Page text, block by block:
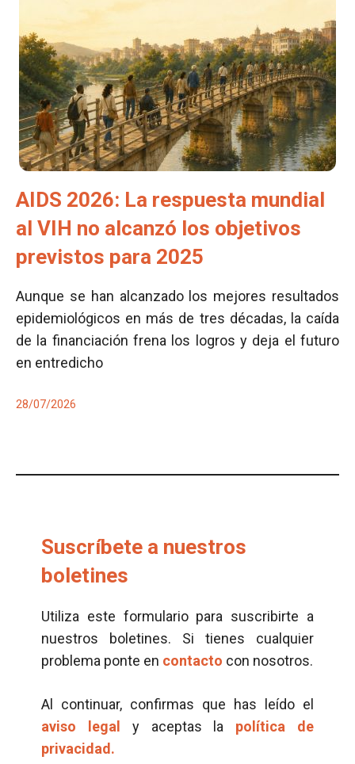
AIDS 2026: La respuesta mundial
al VIH no alcanzó los objetivos
previstos para 2025
Aunque se han alcanzado los mejores resultados
epidemiológicos en más de tres décadas, la caída
de la financiación frena los logros y deja el futuro
en entredicho
28/07/2026
Suscríbete a nuestros
boletines
Utiliza este formulario para suscribirte a
nuestros boletines. Si tienes cualquier
problema ponte en contacto con nosotros.
Al continuar, confirmas que has leído el
aviso legal
y aceptas la política de
privacidad.